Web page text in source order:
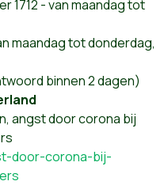
1712 - van maandag tot
maandag tot donderdag,
binnen 2 dagen)
angst door corona bij
door-corona-bij-